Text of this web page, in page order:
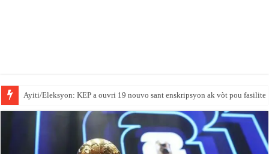
‎Ayiti/Eleksyon: KEP a ouvri 19 nouvo sant enskripsyon ak vòt pou fasilite
Déploiement d’un contingent de la GSF dans l’Artibonite : vers un